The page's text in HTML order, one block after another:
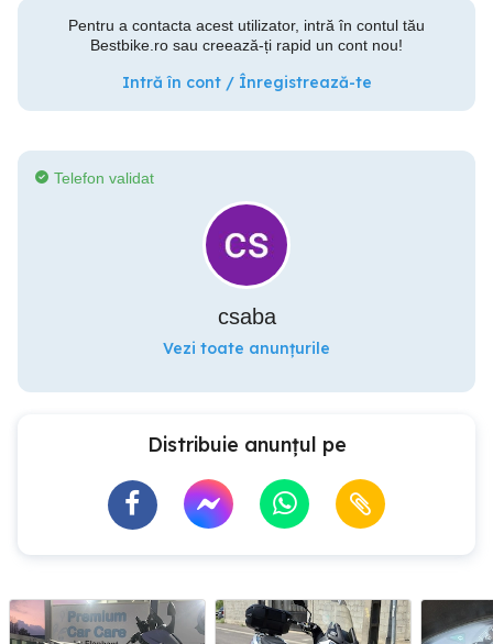
Pentru a contacta acest utilizator, intră în contul tău
Bestbike.ro sau creează-ți rapid un cont nou!
Intră în cont / Înregistrează-te
Telefon validat
csaba
Vezi toate anunțurile
Distribuie anunțul pe